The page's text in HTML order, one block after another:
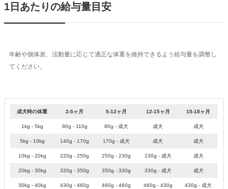
1日あたりの給与量目安
年齢や個体差、活動量に応じて適正な体重を維持できるよう給与量を調整し
てください。
成犬時の体重 2-5ヶ月 5-12ヶ月 12-15ヶ月 15-18ヶ月
1kg - 5kg 80g - 110g 80g - 成犬 成犬 成犬
5kg - 10kg 140g - 170g 170g - 成犬 成犬 成犬
10kg - 20kg 220g - 250g 250g - 230g 230g - 成犬 成犬
20kg - 30kg 320g - 350g 350g - 330g 330g - 成犬 成犬
30kg - 40kg 430g - 460g 460g - 460g 460g - 430g 430g - 成犬